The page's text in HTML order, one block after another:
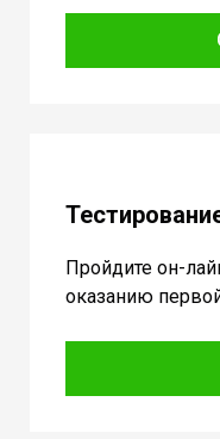
Пройдите он-
оказанию